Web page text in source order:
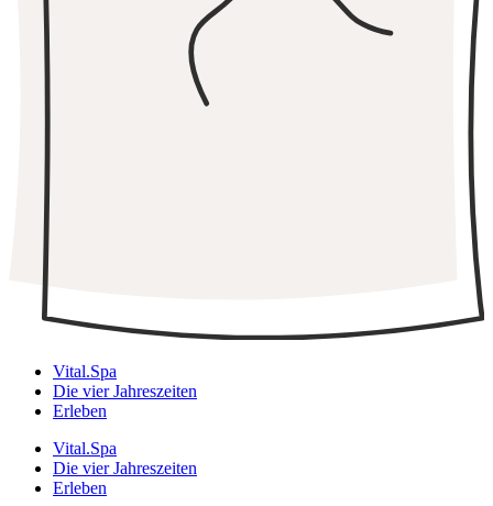
Vital.Spa
Die vier Jahreszeiten
Erleben
Vital.Spa
Die vier Jahreszeiten
Erleben